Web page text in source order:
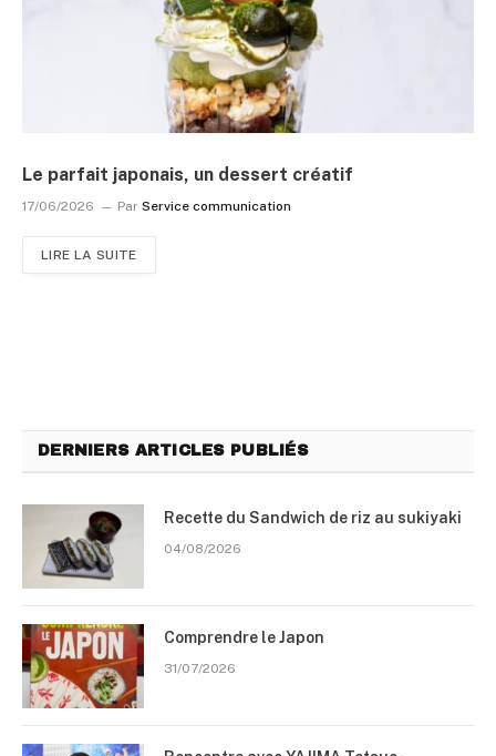
Le parfait japonais, un dessert créatif
17/06/2026 Par Service communication
LIRE LA SUITE
DERNIERS ARTICLES PUBLIÉS
Recette du Sandwich de riz au sukiyaki
04/08/2026
Comprendre le Japon
31/07/2026